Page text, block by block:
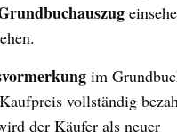
im
vollständig
der Käufer als neuer